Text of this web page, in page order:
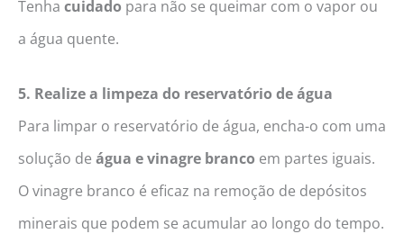
Tenha cuidado para não se queimar com o vapor ou
a água quente.
5. Realize a limpeza do reservatório de água
Para limpar o reservatório de água, encha-o com uma
solução de água e vinagre branco em partes iguais.
O vinagre branco é eficaz na remoção de depósitos
minerais que podem se acumular ao longo do tempo.